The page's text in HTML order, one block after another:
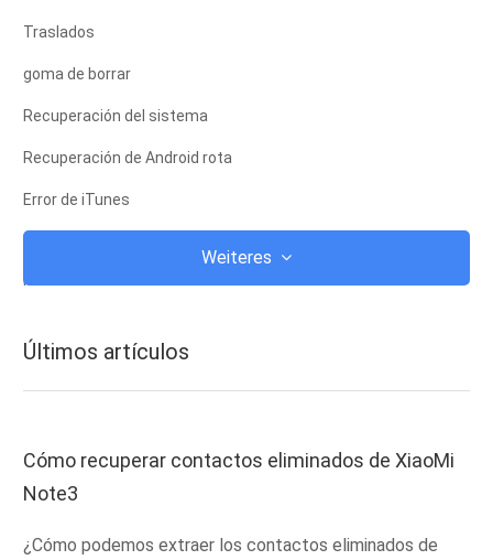
Traslados
goma de borrar
Recuperación del sistema
Recuperación de Android rota
Error de iTunes
iTunes
ROM de Android
fuga
Actualizar
Weiteres
Últimos artículos
Cómo recuperar contactos eliminados de XiaoMi
Note3
¿Cómo podemos extraer los contactos eliminados de